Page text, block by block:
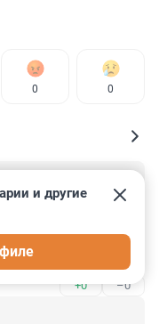
0 0
воюем, а чего вы
этой
чтобы по щелям
+0 –0
и другие